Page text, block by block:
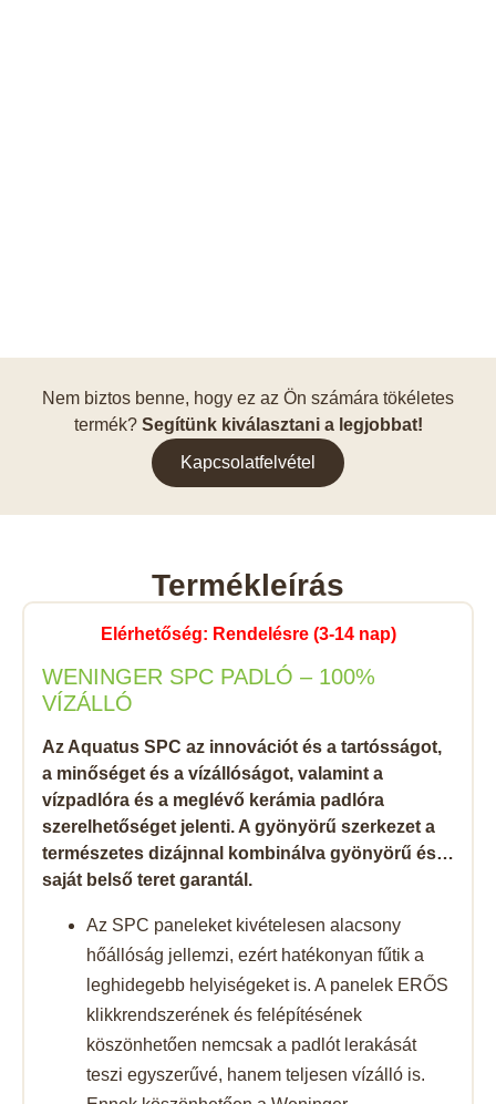
Nem biztos benne, hogy ez az Ön számára tökéletes
termék? Segítünk kiválasztani a legjobbat!
Kapcsolatfelvétel
Termékleírás
Elérhetőség: Rendelésre (3-14 nap)
WENINGER SPC PADLÓ – 100%
VÍZÁLLÓ
Az Aquatus SPC az innovációt és a tartósságot,
a minőséget és a vízállóságot, valamint a
vízpadlóra és a meglévő kerámia padlóra
szerelhetőséget jelenti. A gyönyörű szerkezet a
természetes dizájnnal kombinálva gyönyörű és…
saját belső teret garantál.
Az SPC paneleket kivételesen alacsony
hőállóság jellemzi, ezért hatékonyan fűtik a
leghidegebb helyiségeket is. A panelek ERŐS
klikkrendszerének és felépítésének
köszönhetően nemcsak a padlót lerakását
teszi egyszerűvé, hanem teljesen vízálló is.